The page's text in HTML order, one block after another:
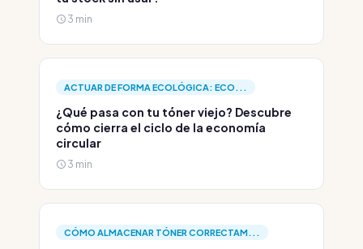
3 min
ACTUAR DE FORMA ECOLÓGICA: ECO...
¿Qué pasa con tu tóner viejo? Descubre
cómo cierra el ciclo de la economía
circular
3 min
CÓMO ALMACENAR TÓNER CORRECTAM...